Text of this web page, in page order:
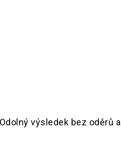
Odolný výsledek bez oděrů a